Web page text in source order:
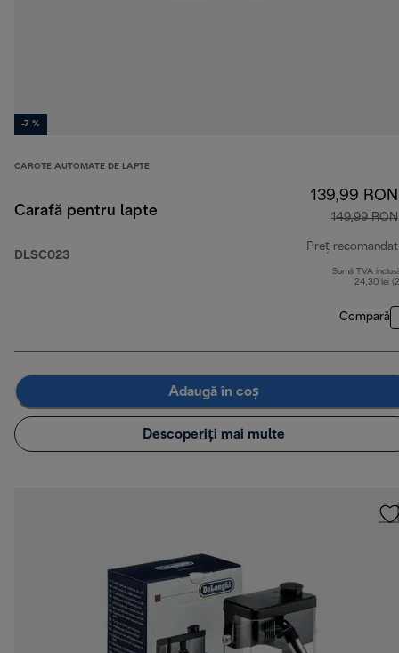
-7 %
CAROTE AUTOMATE DE LAPTE
Carafă pentru lapte
DLSC023
139,99 RON
149,99 RON
Preț recomandat
Sumă TVA
24,30 lei
Compară
Adaugă în coș
Descoperiți mai multe